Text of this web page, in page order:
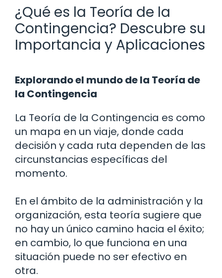
¿Qué es la Teoría de la
Contingencia? Descubre su
Importancia y Aplicaciones
Explorando el mundo de la Teoría de
la Contingencia
La Teoría de la Contingencia es como
un mapa en un viaje, donde cada
decisión y cada ruta dependen de las
circunstancias específicas del
momento.
En el ámbito de la administración y la
organización, esta teoría sugiere que
no hay un único camino hacia el éxito;
en cambio, lo que funciona en una
situación puede no ser efectivo en
otra.